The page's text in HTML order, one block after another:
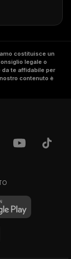
costituisce un
legale o
te affidabile per
contenuto è